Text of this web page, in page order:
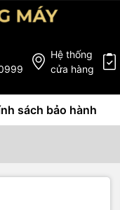
Hệ thống
cửa hàng
sách bảo hành